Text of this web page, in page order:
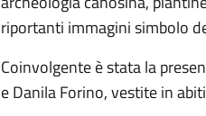
riportanti immagini simbolo
Coinvolgente è stata la
e Danila Forino, vestite in